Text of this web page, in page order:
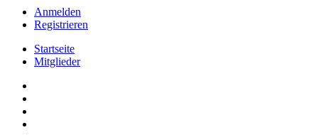
Anmelden
Registrieren
Startseite
Mitglieder